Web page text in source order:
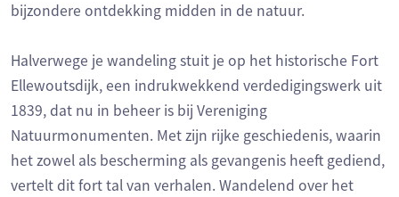
bijzondere ontdekking midden in de natuur.
Halverwege je wandeling stuit je op het historische Fort
Ellewoutsdijk, een indrukwekkend verdedigingswerk uit
1839, dat nu in beheer is bij Vereniging
Natuurmonumenten. Met zijn rijke geschiedenis, waarin
het zowel als bescherming als gevangenis heeft gediend,
vertelt dit fort tal van verhalen. Wandelend over het